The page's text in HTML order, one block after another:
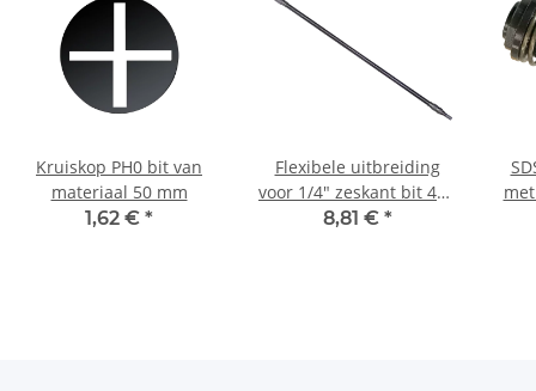
Kruiskop PH0 bit van
materiaal 50 mm
1,62 € *
Flexibele uitbreiding
voor 1/4" zeskant bit 460
mm
8,81 € *